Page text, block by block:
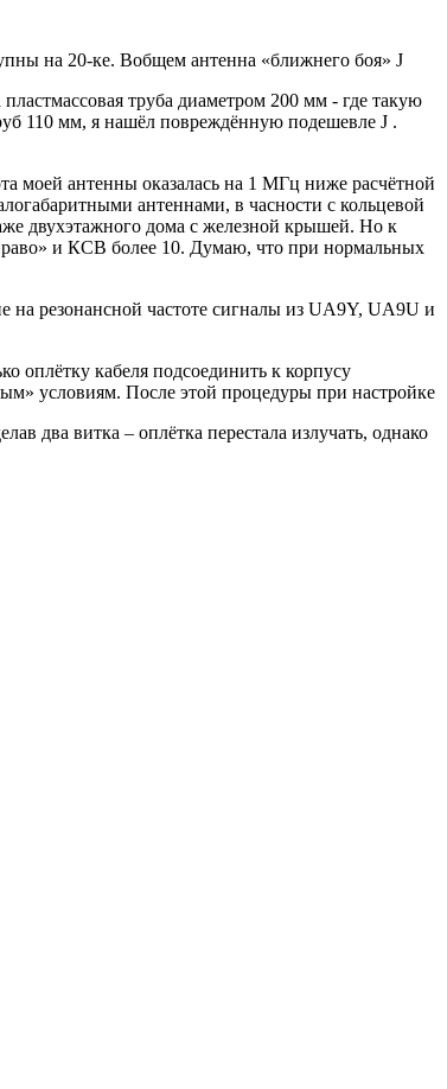
на 20-ке. Вобщем антенна «ближнего боя» J
труба диаметром 200 мм - где такую
110 мм, я нашёл повреждённую подешевле J .
моей антенны оказалась на 1 МГц ниже расчётной
антеннами, в часности с кольцевой
двухэтажного дома с железной крышей. Но к
и КСВ более 10. Думаю, что при нормальных
на резонансной частоте сигналы из UA9Y, UA9U и
оплётку кабеля подсоединить к корпусу
условиям. После этой процедуры при настройке
два витка – оплётка перестала излучать, однако